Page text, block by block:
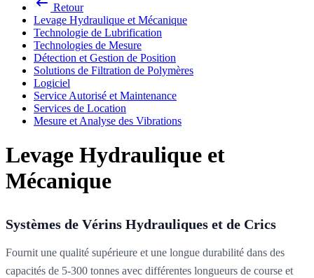
Retour
Levage Hydraulique et Mécanique
Technologie de Lubrification
Technologies de Mesure
Détection et Gestion de Position
Solutions de Filtration de Polymères
Logiciel
Service Autorisé et Maintenance
Services de Location
Mesure et Analyse des Vibrations
Levage Hydraulique et
Mécanique
Systèmes de Vérins Hydrauliques et de Crics
Fournit une qualité supérieure et une longue durabilité dans des
capacités de 5-300 tonnes avec différentes longueurs de course et